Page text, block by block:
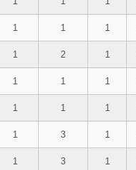
1 1 1
1 2 1
1 1 1
1 1 1
1 3 1
1 3 1